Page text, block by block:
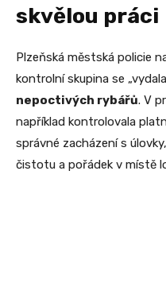
skvělou práci
Plzeňská městská policie
kontrolní skupina se
nepoctivých rybářů. V
například kontrolovala
správné zacházení s
čistotu a pořádek v místě